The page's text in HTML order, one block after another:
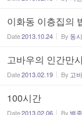
이화동 이층집의
Date2013.10.24 By 동
고바우의 인간만
Date2013.02.19 By 고
100시간
Date2013.02.06 By 백